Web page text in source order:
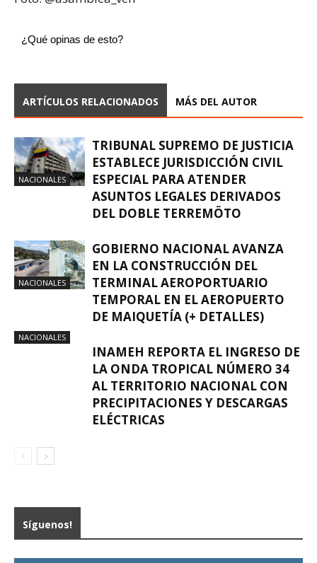
¿Qué opinas de esto?
ARTÍCULOS RELACIONADOS MÁS DEL AUTOR
NACIONALES
TRIBUNAL SUPREMO DE JUSTICIA
ESTABLECE JURISDICCIÓN CIVIL
ESPECIAL PARA ATENDER
ASUNTOS LEGALES DERIVADOS
DEL DOBLE TERREMÖTO
NACIONALES
GOBIERNO NACIONAL AVANZA
EN LA CONSTRUCCIÓN DEL
TERMINAL AEROPORTUARIO
TEMPORAL EN EL AEROPUERTO
DE MAIQUETÍA (+ DETALLES)
NACIONALES
INAMEH REPORTA EL INGRESO DE
LA ONDA TROPICAL NÚMERO 34
AL TERRITORIO NACIONAL CON
PRECIPITACIONES Y DESCARGAS
ELÉCTRICAS
Síguenos!